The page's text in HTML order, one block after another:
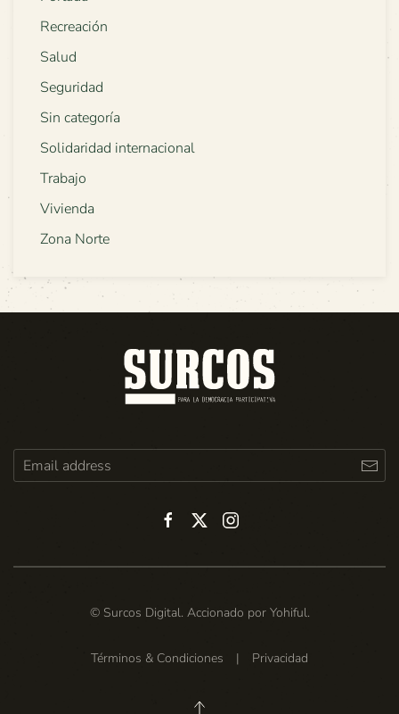
Recreación
Salud
Seguridad
Sin categoría
Solidaridad internacional
Trabajo
Vivienda
Zona Norte
© Surcos Digital. Accionado por Yohiful.
Términos & Condiciones | Privacidad